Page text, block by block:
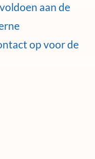
aan de
op voor de